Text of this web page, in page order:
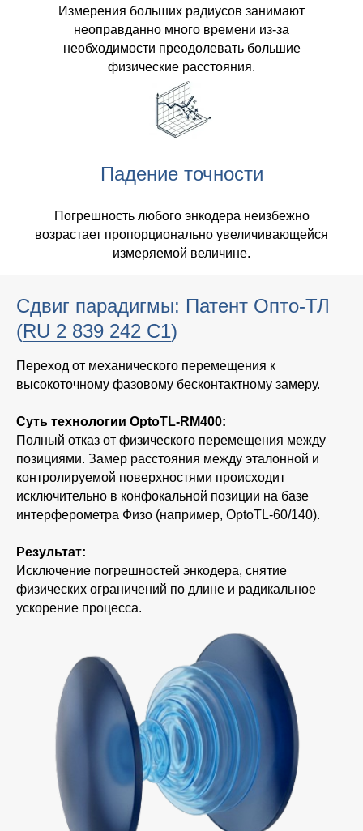
Измерения больших радиусов занимают
неоправданно много времени из-за
необходимости преодолевать большие
физические расстояния.
Падение точности
Погрешность любого энкодера неизбежно
возрастает пропорционально увеличивающейся
измеряемой величине.
Сдвиг парадигмы: Патент Опто-ТЛ
(RU 2 839 242 C1)
Переход от механического перемещения к
высокоточному фазовому бесконтактному замеру.
Суть технологии OptoTL-RM400:
Полный отказ от физического перемещения между
позициями. Замер расстояния между эталонной и
контролируемой поверхностями происходит
исключительно в конфокальной позиции на базе
интерферометра Физо (например, OptoTL-60/140).
Результат:
Исключение погрешностей энкодера, снятие
физических ограничений по длине и радикальное
ускорение процесса.